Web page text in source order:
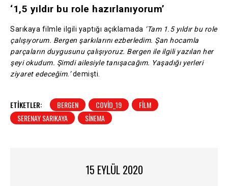
‘1,5 yıldır bu role hazırlanıyorum’
Sarıkaya filmle ilgili yaptığı açıklamada ‘Tam 1.5 yıldır bu role
çalışıyorum. Bergen şarkılarını ezberledim. Şan hocamla
parçaların duygusunu çalışıyoruz. Bergen ile ilgili yazılan her
şeyi okudum. Şimdi ailesiyle tanışacağım. Yaşadığı yerleri
ziyaret edeceğim.’demişti.
ETIKETLER: BERGEN COVID_19
FILM
SERENAY SARIKAYA
SINEMA
15 EYLÜL 2020